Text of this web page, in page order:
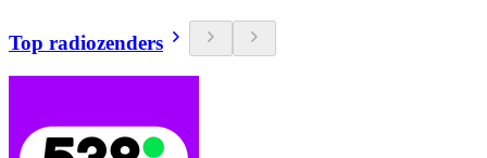
Top radiozenders